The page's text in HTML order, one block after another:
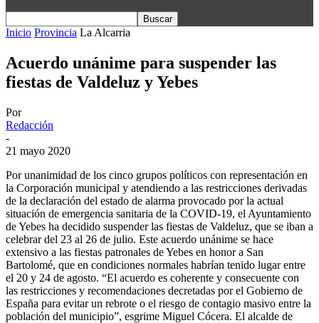
Inicio Provincia La Alcarria
Acuerdo unánime para suspender las
fiestas de Valdeluz y Yebes
Por
Redacción
-
21 mayo 2020
Por unanimidad de los cinco grupos políticos con representación en
la Corporación municipal y atendiendo a las restricciones derivadas
de la declaración del estado de alarma provocado por la actual
situación de emergencia sanitaria de la COVID-19, el Ayuntamiento
de Yebes ha decidido suspender las fiestas de Valdeluz, que se iban a
celebrar del 23 al 26 de julio. Este acuerdo unánime se hace
extensivo a las fiestas patronales de Yebes en honor a San
Bartolomé, que en condiciones normales habrían tenido lugar entre
el 20 y 24 de agosto. “El acuerdo es coherente y consecuente con
las restricciones y recomendaciones decretadas por el Gobierno de
España para evitar un rebrote o el riesgo de contagio masivo entre la
población del municipio”, esgrime Miguel Cócera. El alcalde de